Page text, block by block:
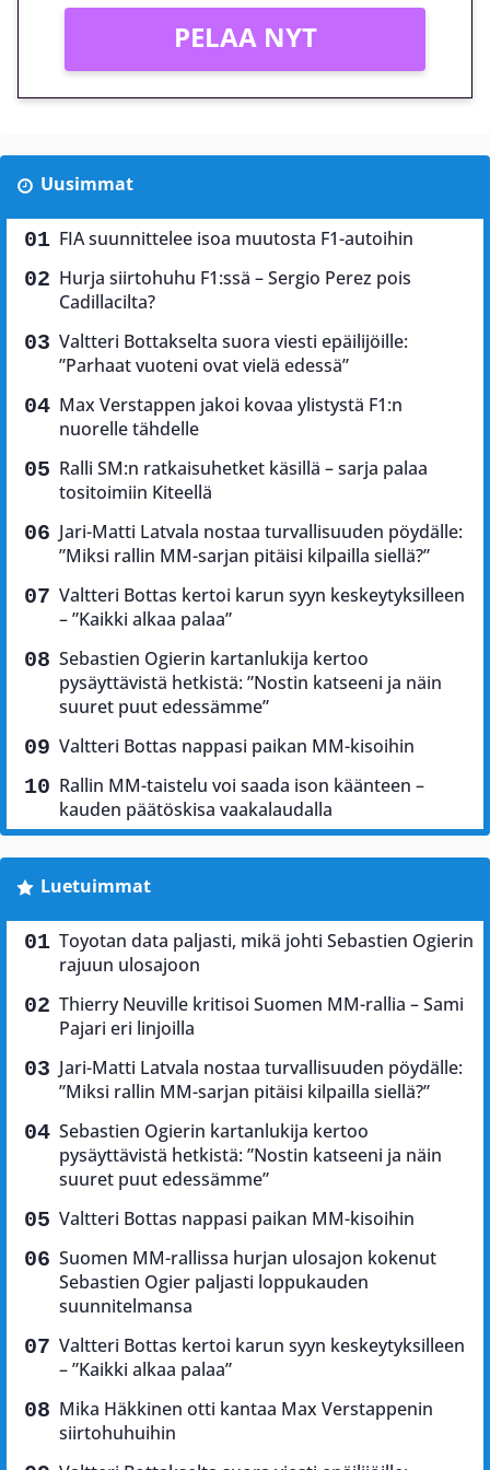
PELAA NYT
Uusimmat
FIA suunnittelee isoa muutosta F1-autoihin
Hurja siirtohuhu F1:ssä – Sergio Perez pois
Cadillacilta?
Valtteri Bottakselta suora viesti epäilijöille:
”Parhaat vuoteni ovat vielä edessä”
Max Verstappen jakoi kovaa ylistystä F1:n
nuorelle tähdelle
Ralli SM:n ratkaisuhetket käsillä – sarja palaa
tositoimiin Kiteellä
Jari-Matti Latvala nostaa turvallisuuden pöydälle:
”Miksi rallin MM-sarjan pitäisi kilpailla siellä?”
Valtteri Bottas kertoi karun syyn keskeytyksilleen
– ”Kaikki alkaa palaa”
Sebastien Ogierin kartanlukija kertoo
pysäyttävistä hetkistä: ”Nostin katseeni ja näin
suuret puut edessämme”
Valtteri Bottas nappasi paikan MM-kisoihin
Rallin MM-taistelu voi saada ison käänteen –
kauden päätöskisa vaakalaudalla
Luetuimmat
Toyotan data paljasti, mikä johti Sebastien Ogierin
rajuun ulosajoon
Thierry Neuville kritisoi Suomen MM-rallia – Sami
Pajari eri linjoilla
Jari-Matti Latvala nostaa turvallisuuden pöydälle:
”Miksi rallin MM-sarjan pitäisi kilpailla siellä?”
Sebastien Ogierin kartanlukija kertoo
pysäyttävistä hetkistä: ”Nostin katseeni ja näin
suuret puut edessämme”
Valtteri Bottas nappasi paikan MM-kisoihin
Suomen MM-rallissa hurjan ulosajon kokenut
Sebastien Ogier paljasti loppukauden
suunnitelmansa
Valtteri Bottas kertoi karun syyn keskeytyksilleen
– ”Kaikki alkaa palaa”
Mika Häkkinen otti kantaa Max Verstappenin
siirtohuhuihin